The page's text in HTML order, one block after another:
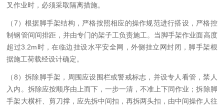
叉作业时，必须采取隔离措施。
（7）根据脚手架结构，严格按照相应的操作规范进行搭设，严格控
制钢管间间排距，并由专门的架子工负责施工。当脚手架作业面高度
超过3.2m时，在临边挂设水平安全网，外侧挂立网封闭，脚手架根
据施工荷载经设计确定。
（8）拆除脚手架，周围应设围栏或警戒标志，并设专人看管，禁人
入内。拆除应按顺序由上而下，一步一清，不准上下同作业；拆除脚
手架大横杆、剪刀撑，应先拆中间扣，再拆两头扣，由中间操作人往